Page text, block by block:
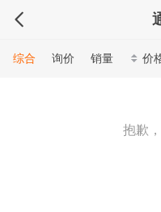
综合 询价 销量 价
抱歉